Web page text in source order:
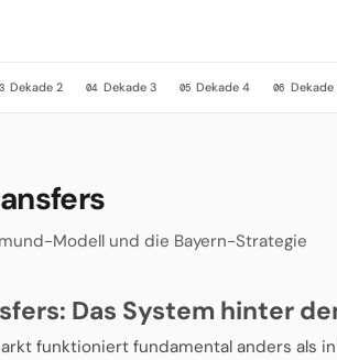
Dekade 2 04 Dekade 3 05 Dekade 4 06 Dekade
Modell und die Bayern-Strategie
Das System hinter
funktioniert fundamental anders als